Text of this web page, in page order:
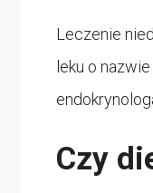
Leczenie
leku o
Czy